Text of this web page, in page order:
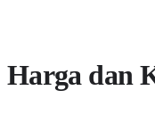
Harga dan